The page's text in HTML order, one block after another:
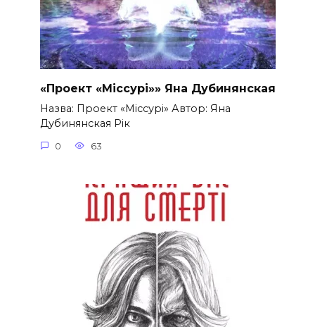
«Проект «Міссурі»» Яна Дубинянская
Назва: Проект «Міссурі» Автор: Яна
Дубинянская Рік
0 63